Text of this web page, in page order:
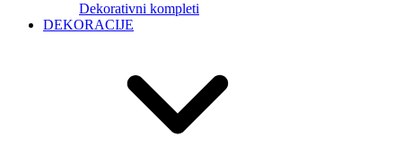
Dekorativni kompleti
DEKORACIJE